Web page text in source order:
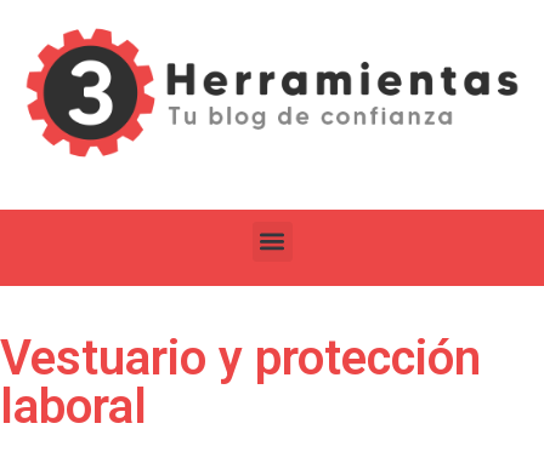
Vestuario y protección
laboral